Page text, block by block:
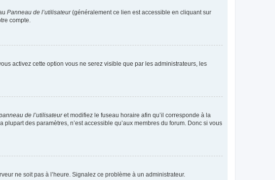
Panneau de l’utilisateur(généralement ce lien est accessible en cliquant sur
compte.
vous activez cette option vous ne serez visible que par les administrateurs, les
de l’utilisateuret modifiez le fuseau horaire afin qu’il corresponde à la
des paramètres, n’est accessible qu’aux membres du forum. Donc si vous
ne soit pas à l’heure. Signalez ce problème à un administrateur.